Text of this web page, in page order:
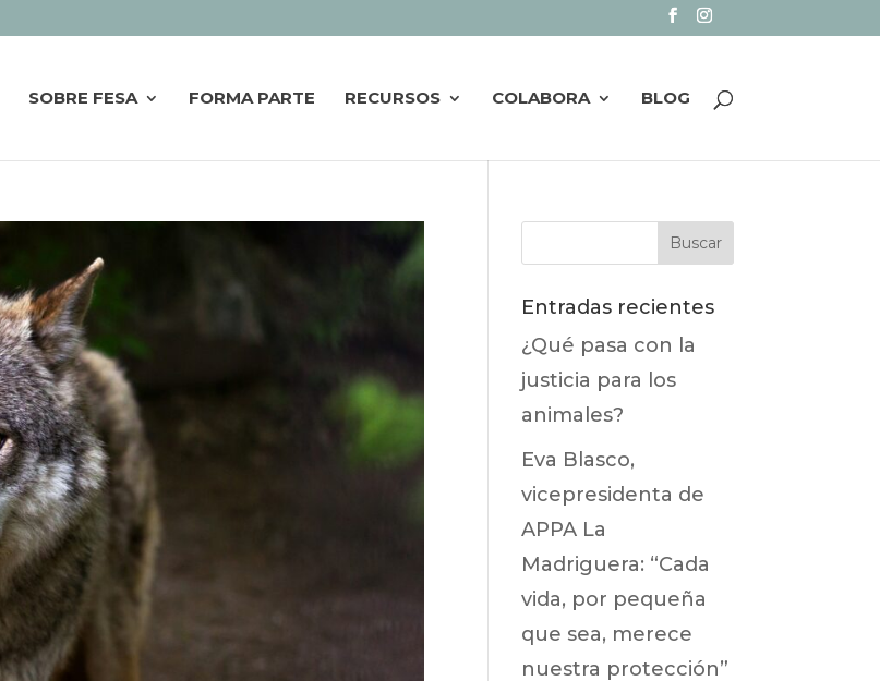
SOBRE FESA FORMA PARTE RECURSOS COLABORA BLOG
Entradas recientes
¿Qué pasa con la
justicia para los
animales?
Eva Blasco,
vicepresidenta de
APPA La
Madriguera: “Cada
vida, por pequeña
que sea, merece
nuestra protección”